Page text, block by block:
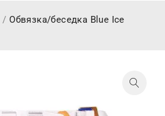
/ Обвязка/беседка Blue Ice